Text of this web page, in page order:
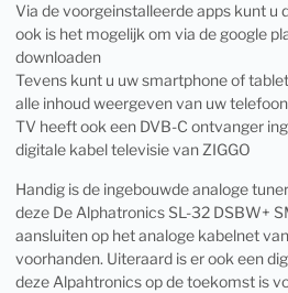
Via de voorgeinstalleerde apps kunt u
ook is het mogelijk om via de google
downloaden
Tevens kunt u uw smartphone of
alle inhoud weergeven van uw
TV heeft ook een DVB-C ontvanger
digitale kabel televisie van ZIGGO
Handig is de ingebouwde analoge
deze De Alphatronics SL-32 DSBW+
aansluiten op het analoge kabelnet
voorhanden. Uiteraard is er ook een
deze Alpahtronics op de toekomst is